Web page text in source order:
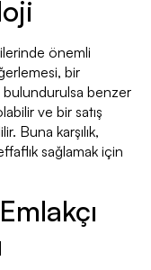
önemli
bir
benzer
ve bir satış
Buna karşılık,
sağlamak için